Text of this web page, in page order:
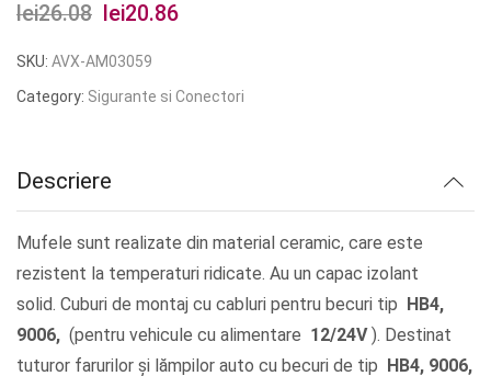
lei26.08
Prețul
inițial
a
lei20.86
este:
SKU: AVX-AM03059
Category: Sigurante si Conectori
Descriere
Mufele sunt realizate din material ceramic, care este
rezistent la temperaturi ridicate. Au un capac izolant
solid. Cuburi de montaj cu cabluri pentru becuri tip HB4,
9006, (pentru vehicule cu alimentare 12/24V). Destinat
tuturor farurilor și lămpilor auto cu becuri de tip HB4, 9006,